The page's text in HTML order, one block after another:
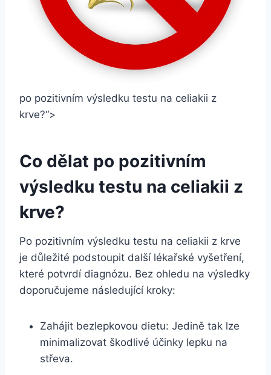
po pozitivním výsledku testu na celiakii ‌z
krve?“>
Co dělat po ⁣pozitivním
výsledku testu ‌na celiakii z
krve?
Po pozitivním výsledku testu na celiakii z krve
‍je důležité ‌podstoupit další lékařské vyšetření,
které potvrdí diagnózu. Bez ohledu na výsledky
doporučujeme​ následující kroky:
Zahájit ‌bezlepkovou dietu: ⁤Jedině tak​ lze
minimalizovat škodlivé účinky⁢ lepku na
střeva.